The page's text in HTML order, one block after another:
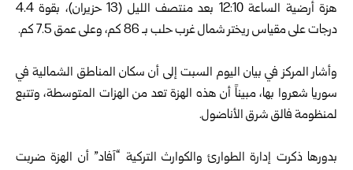
هزة أرضية الساعة 12:10 بعد منتصف الليل (13 حزيران)، بقوة 4.4
درجات على مقياس ريختر شمال غرب حلب بـ 86 كم، وعلى عمق 7.5 كم.
وأشار المركز في بيان اليوم السبت إلى أن سكان المناطق الشمالية في
سوريا شعروا بها، مبيناً أن هذه الهزة تعد من الهزات المتوسطة، وتتبع
لمنظومة فالق شرق الأناضول.
بدورها ذكرت إدارة الطوارئ والكوارث التركية “آفاد” أن الهزة ضربت